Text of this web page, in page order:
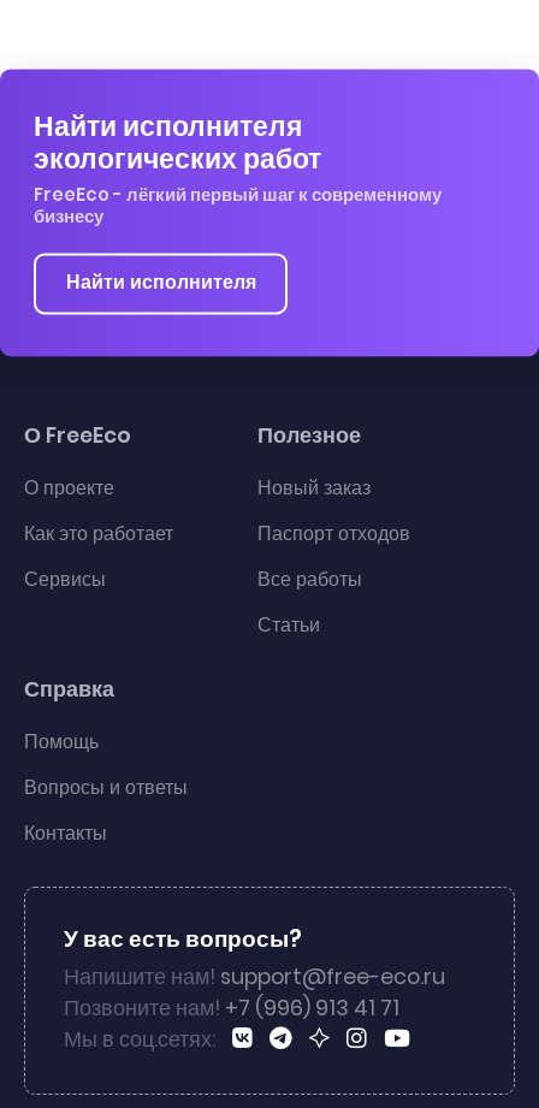
Найти исполнителя
экологических работ
FreeEco - лёгкий первый шаг к современному
бизнесу
Найти исполнителя
О FreeEco
О проекте
Как это работает
Сервисы
Полезное
Новый заказ
Паспорт отходов
Все работы
Статьи
Справка
Помощь
Вопросы и ответы
Контакты
У вас есть вопросы?
Напишите нам! support@free-eco.ru
Позвоните нам! +7 (996) 913 41 71
Мы в соц.сетях: